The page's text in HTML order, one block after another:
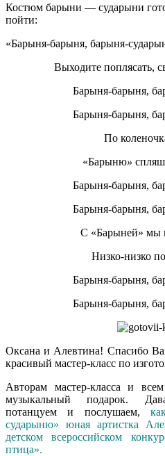
Костюм барыни — сударыни
пойти:
«Барыня-барыня, барыня-
Выходите поплясать,
Барыня-барыня,
Барыня-барыня,
По
«Барыню»
Барыня-барыня,
Барыня-барыня,
С «Барыней» мы
Низко-низко
Барыня-барыня,
Барыня-барыня,
Оксана и Алевтина! Спасибо
красивый мастер-класс по
Авторам мастер-класса и
музыкальный подарок.
потанцуем и послушаем,
сударыню» юная артистка
детском всероссийском
птица».